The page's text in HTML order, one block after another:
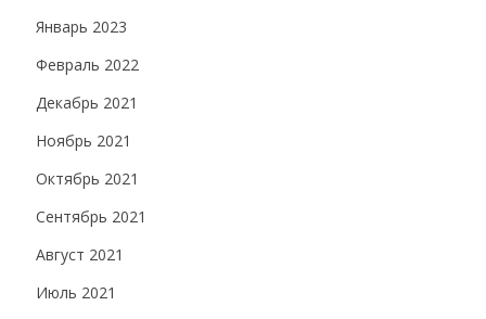
Январь 2023
Февраль 2022
Декабрь 2021
Ноябрь 2021
Октябрь 2021
Сентябрь 2021
Август 2021
Июль 2021